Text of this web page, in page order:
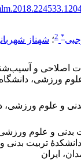
*
2؛ شهناز
اصلاحی و
ورزشی، دانشگاه
و علوم ورزشی،
بدنی و علوم
دانشکدۀ تربیت
ایران